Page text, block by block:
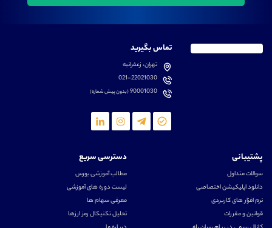
تماس بگیرید
تهران، زعفرانیه
021-22021030
90001030(بدون پیش شماره)
پشتیبانی
سوالات متداول
دانلود اپلیکیشن اختصاصی
نرم افزار های کاربردی
قوانین و مقررات
دسترسی سریع
مطالب آموزشی بورس
لیست دوره های آموزشی
معرفی سهام ها
تحلیل تکنیکال رمز ارزها